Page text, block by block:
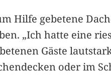
Hilfe gebetene
„Ich hatte eine
Gäste
oder im